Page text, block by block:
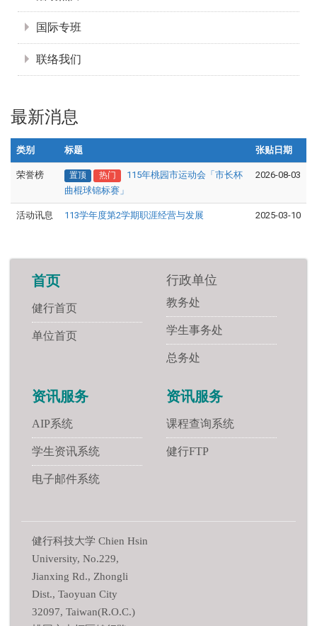
国际专班
联络我们
最新消息
类别 标题 张贴日期
荣誉榜 置顶 热门
115年桃园市运动会「市长杯
曲棍球锦标赛」
2026-08-03
活动讯息 113学年度第2学期职涯经营与发展 2025-03-10
首页
健行首页
单位首页
行政单位
教务处
学生事务处
总务处
资讯服务
AIP系统
学生资讯系统
电子邮件系统
资讯服务
课程查询系统
健行FTP
健行科技大学 Chien Hsin
University, No.229,
Jianxing Rd., Zhongli
Dist., Taoyuan City
32097, Taiwan(R.O.C.)